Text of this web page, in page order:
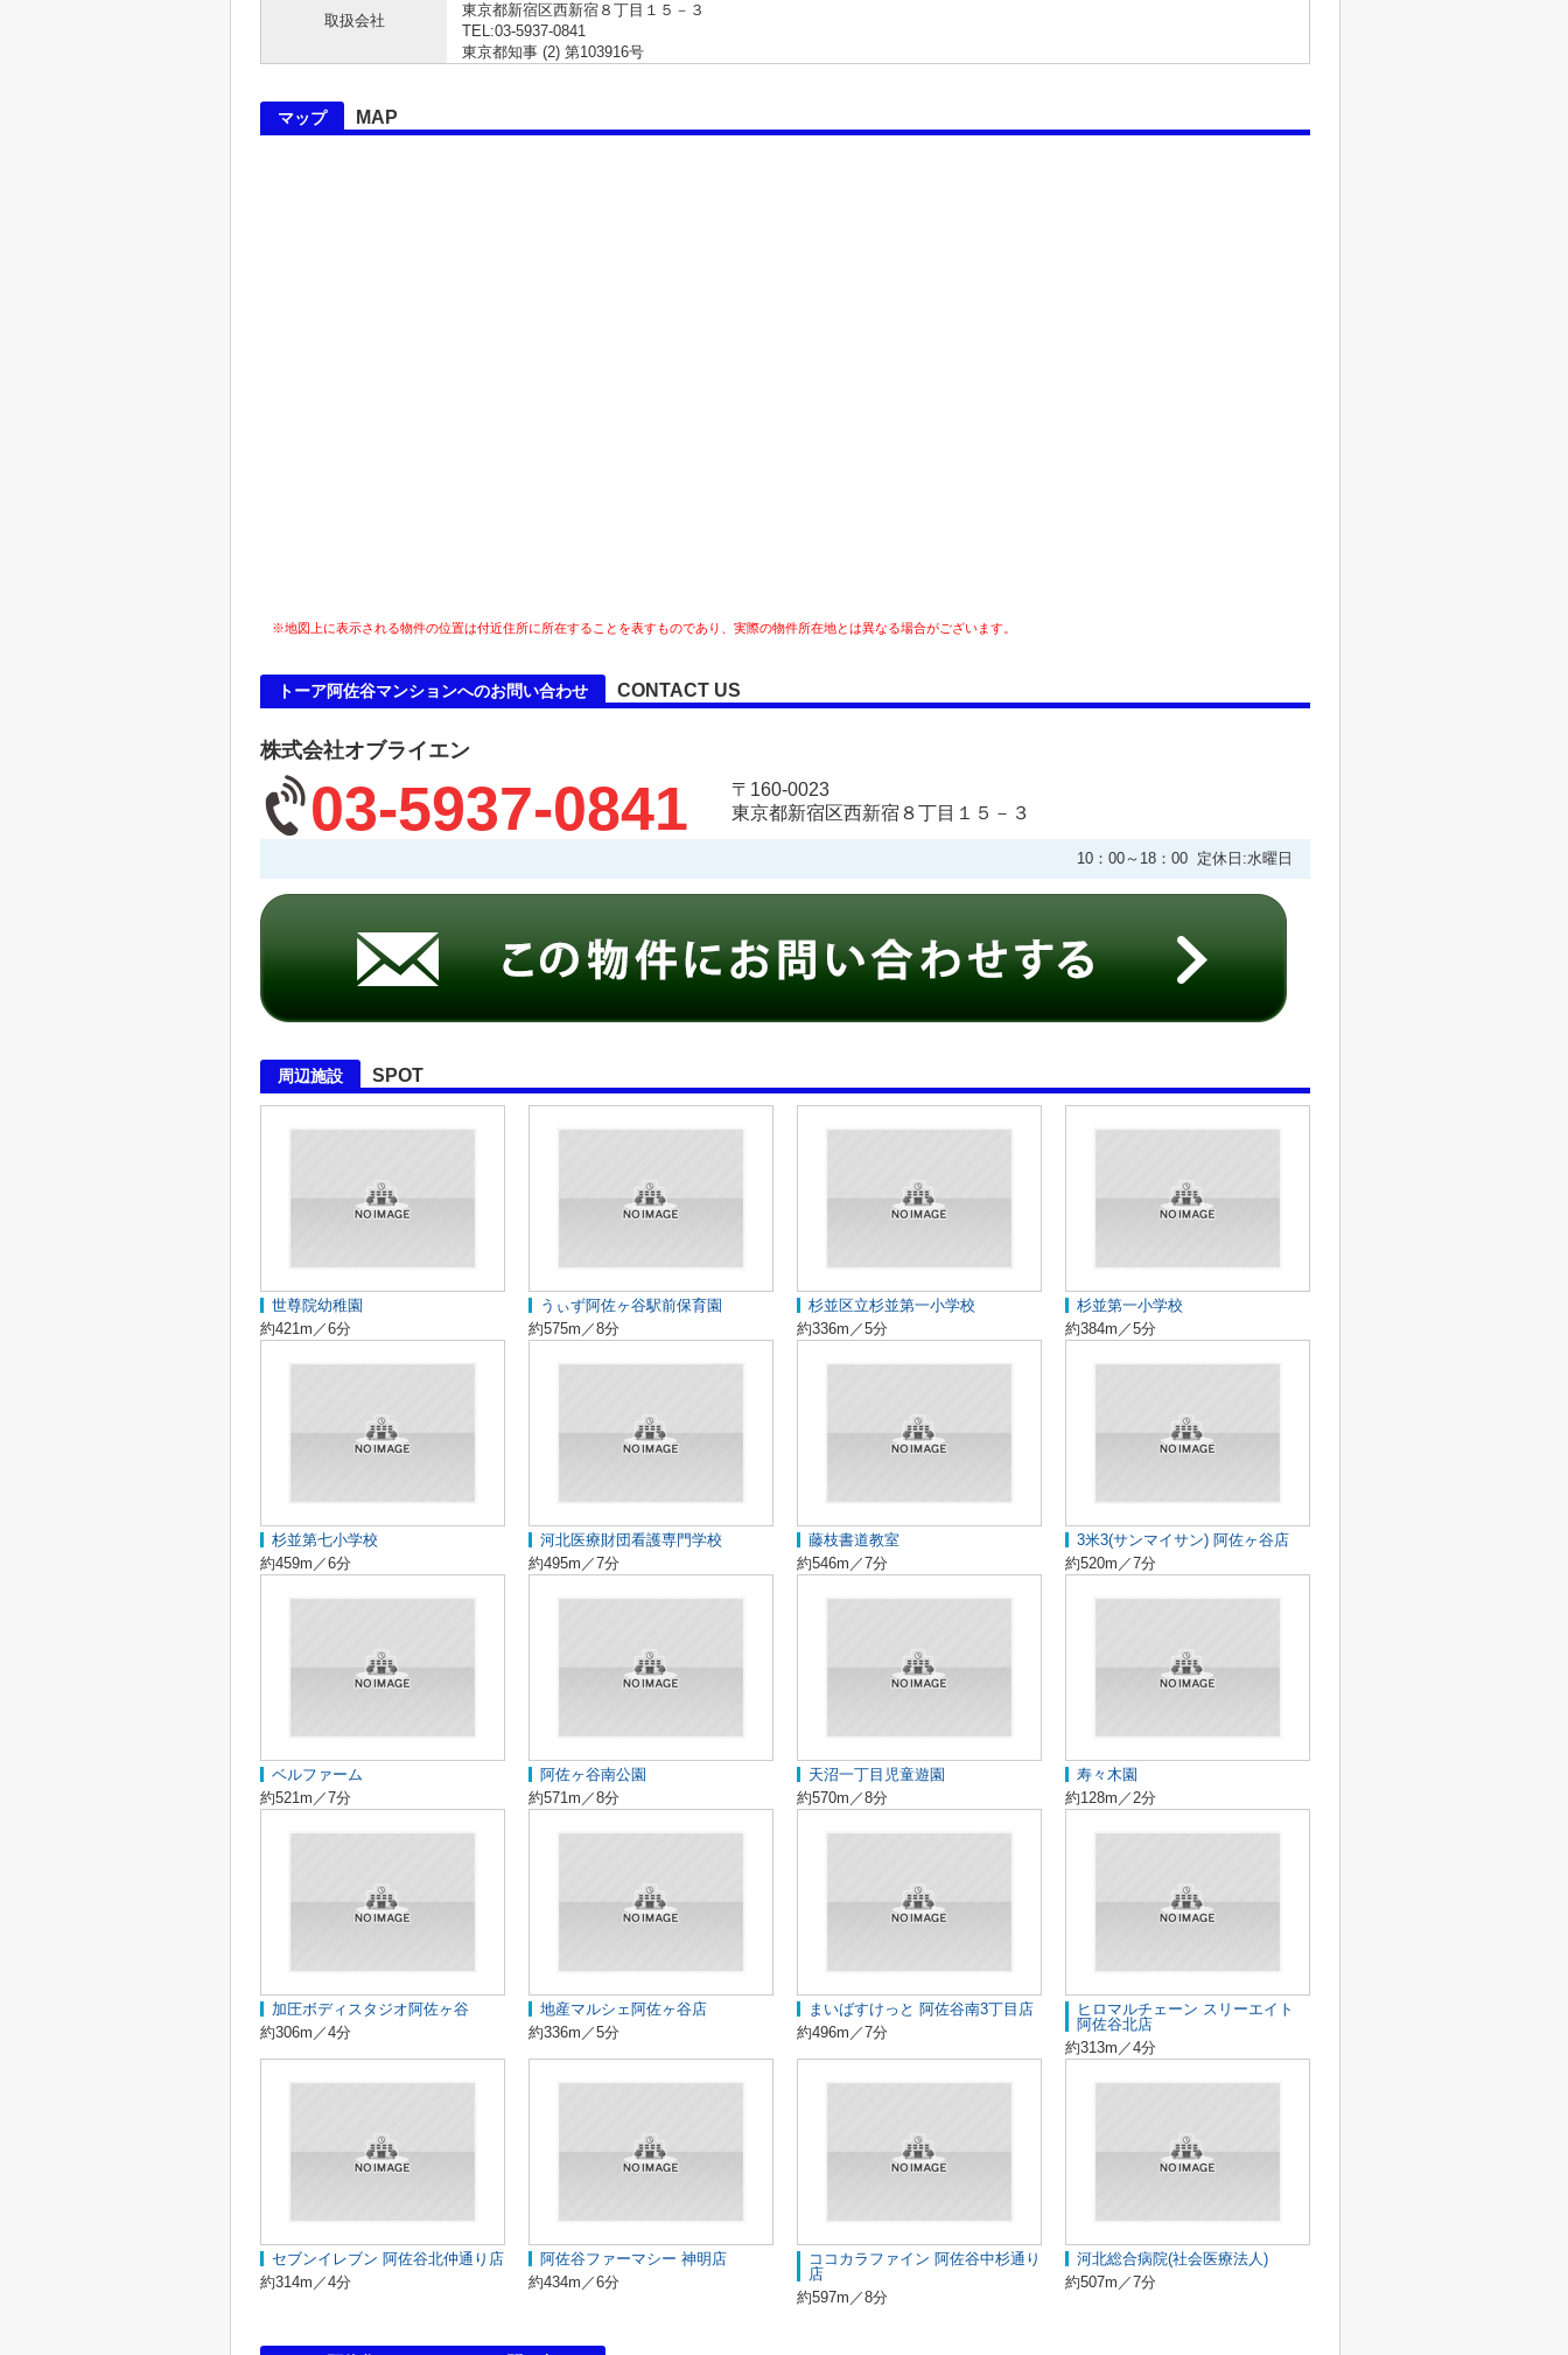
取扱会社
東京都新宿区西新宿８丁目１５－３
TEL:03-5937-0841
東京都知事 (2) 第103916号
マップ MAP
※地図上に表示される物件の位置は付近住所に所在することを表すものであり、実際の物件所在地とは異なる場合がございます。
トーア阿佐谷マンションへのお問い合わせ CONTACT US
株式会社オブライエン
03-5937-0841
〒160-0023
東京都新宿区西新宿８丁目１５－３
10：00～18：00 定休日:水曜日
周辺施設 SPOT
世尊院幼稚園
約421m／6分
うぃず阿佐ヶ谷駅前保育園
約575m／8分
杉並区立杉並第一小学校
約336m／5分
杉並第一小学校
約384m／5分
杉並第七小学校
約459m／6分
河北医療財団看護専門学校
約495m／7分
藤枝書道教室
約546m／7分
3米3(サンマイサン) 阿佐ヶ谷店
約520m／7分
ベルファーム
約521m／7分
阿佐ヶ谷南公園
約571m／8分
天沼一丁目児童遊園
約570m／8分
寿々木園
約128m／2分
加圧ボディスタジオ阿佐ヶ谷
約306m／4分
地産マルシェ阿佐ヶ谷店
約336m／5分
まいばすけっと 阿佐谷南3丁目店
約496m／7分
ヒロマルチェーン スリーエイト
阿佐谷北店
約313m／4分
セブンイレブン 阿佐谷北仲通り店
約314m／4分
阿佐谷ファーマシー 神明店
約434m／6分
ココカラファイン 阿佐谷中杉通り
店
約597m／8分
河北総合病院(社会医療法人)
約507m／7分